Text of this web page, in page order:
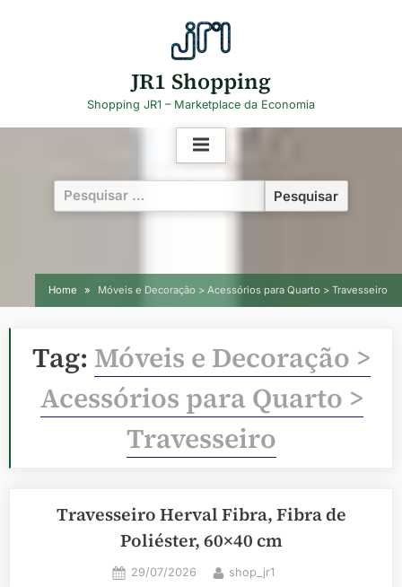
JR1 Shopping
Shopping JR1 – Marketplace da Economia
Pesquisar
por:
Home Móveis e Decoração > Acessórios para Quarto > Travesseiro
Tag: Móveis e Decoração >
Acessórios para Quarto >
Travesseiro
Travesseiro Herval Fibra, Fibra de
Poliéster, 60×40 cm
Posted
29/07/2026 By
shop_jr1